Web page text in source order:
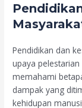
Pendidikan dan
upaya
memahami
dampak yang
kehidupan